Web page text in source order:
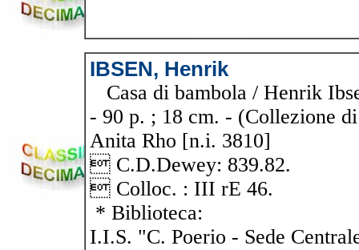
IBSEN, Henrik
Casa di bambola / Henrik
- 90 p. ; 18 cm. - (Collezione
Anita Rho [n.i. 3810]
 C.D.Dewey: 839.82.
 Colloc. : III rE 46.
* Biblioteca:
I.I.S. "C. Poerio - Sede